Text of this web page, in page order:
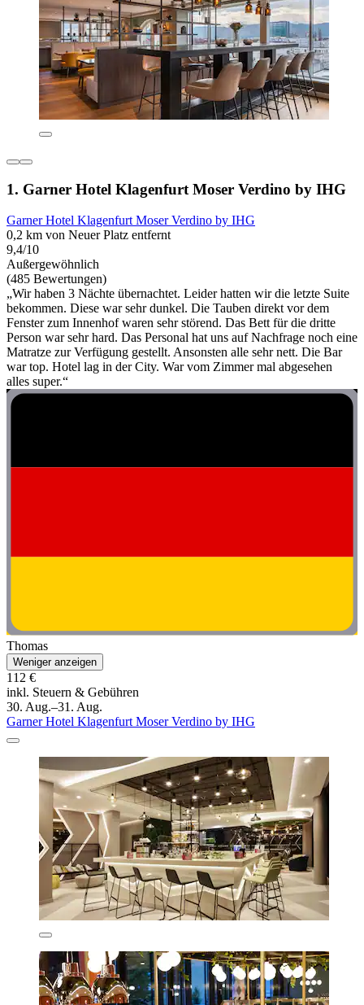
1. Garner Hotel Klagenfurt Moser Verdino by IHG
Garner Hotel Klagenfurt Moser Verdino by IHG
0,2 km von Neuer Platz entfernt
9,4/10
Außergewöhnlich
(485 Bewertungen)
„Wir haben 3 Nächte übernachtet. Leider hatten wir die letzte Suite
bekommen. Diese war sehr dunkel. Die Tauben direkt vor dem
Fenster zum Innenhof waren sehr störend. Das Bett für die dritte
Person war sehr hard. Das Personal hat uns auf Nachfrage noch eine
Matratze zur Verfügung gestellt. Ansonsten alle sehr nett. Die Bar
war top. Hotel lag in der City. War vom Zimmer mal abgesehen
alles super.“
Thomas
Weniger anzeigen
112 €
inkl. Steuern & Gebühren
30. Aug.–31. Aug.
Garner Hotel Klagenfurt Moser Verdino by IHG